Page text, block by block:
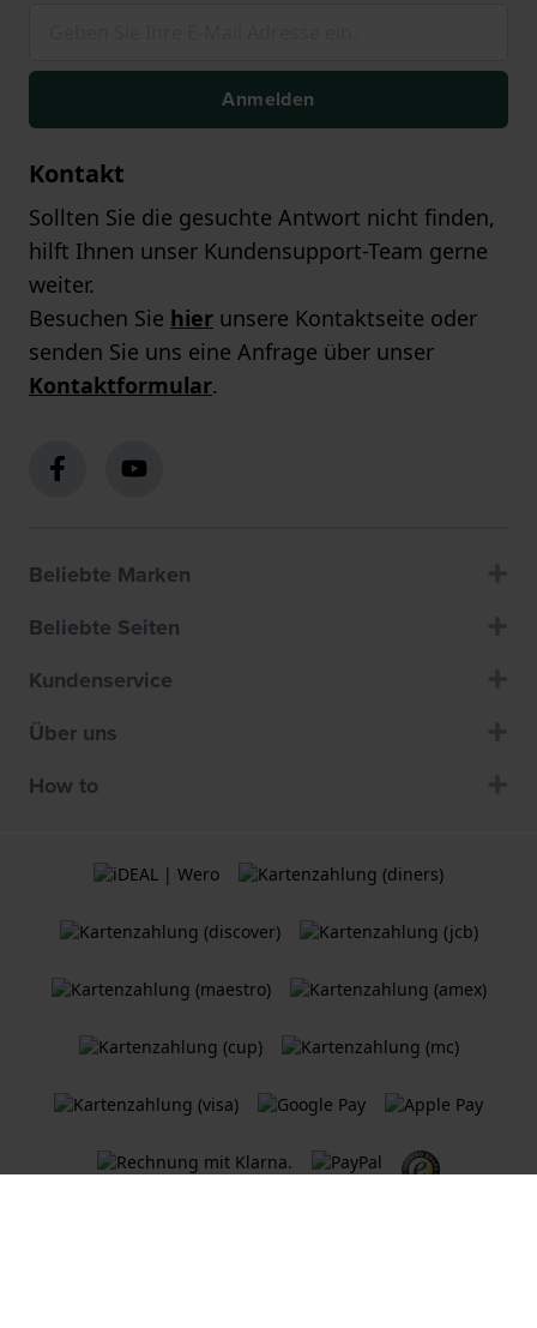
Anmelden
Kontakt
Sollten Sie die gesuchte Antwort nicht finden,
hilft Ihnen unser Kundensupport-Team gerne
weiter.
Besuchen Sie hier unsere Kontaktseite oder
senden Sie uns eine Anfrage über unser
Kontaktformular.
Beliebte Marken
Beliebte Seiten
Kundenservice
Über uns
How to